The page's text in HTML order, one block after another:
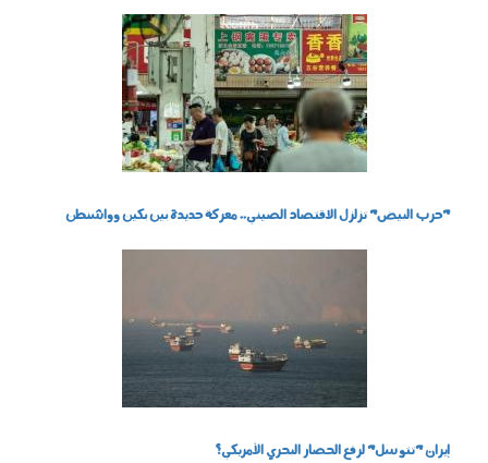
"حرب البيض" تزلزل الاقتصاد الصيني.. معركة جديدة بين بكين وواشنطن
إيران "تتوسل" لرفع الحصار البحري الأمريكي؟